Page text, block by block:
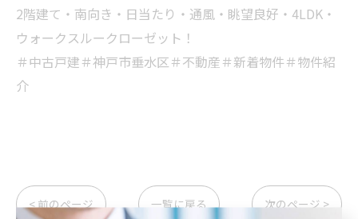
2階建て・南向き・日当たり・通風・眺望良好・4LDK・
ウォークスルークローゼット！
＃中古戸建＃神戸市垂水区＃不動産＃新着物件＃物件紹
介
< 前のページ 一覧に戻る 次のページ >